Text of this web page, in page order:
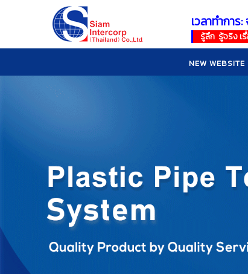
เวลาทำกา
รู้ลึก รู้จริง เ
NEW WEBSITE